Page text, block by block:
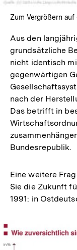
Zum Vergrößern
Aus den
grundsätzliche
nicht identisch
gegenwärtigen
nach der
Das betrifft in
Bundesrepublik.
Eine weitere
Sie die Zukunft
1991: in